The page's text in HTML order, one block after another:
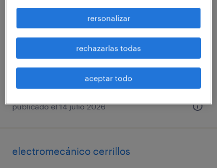
ayudante operario noviciado
lampa, región metropolitana de santiago
$600.000 - $6.010.000 por mes
publicado el 14 julio 2026
electromecánico cerrillos
rersonalizar
rechazarlas todas
aceptar todo